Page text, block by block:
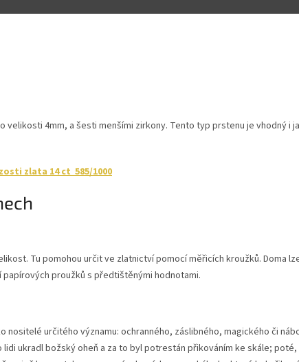
4mm, a šesti menšími zirkony. Tento typ prstenu je vhodný i
zlata 14 ct 585/1000
Tu pomohou určit ve zlatnictví pomocí měřicích kroužků. Doma
proužků s předtištěnými hodnotami.
nositelé určitého významu: ochranného, záslibného, magického či
ukradl božský oheň a za to byl potrestán přikováním ke skále;